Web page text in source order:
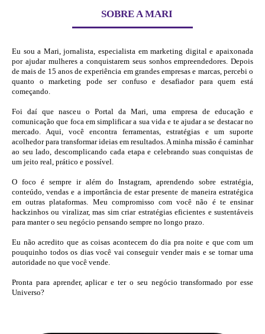
SOBRE A MARI
Eu sou a Mari, jornalista, especialista em marketing digital e apaixonada
por ajudar mulheres a conquistarem seus sonhos empreendedores. Depois
de mais de 15 anos de experiência em grandes empresas e marcas, percebi o
quanto o marketing pode ser confuso e desafiador para quem está
começando.
Foi daí que nasceu o Portal da Mari, uma empresa de educação e
comunicação que foca em simplificar a sua vida e te ajudar a se destacar no
mercado. Aqui, você encontra ferramentas, estratégias e um suporte
acolhedor para transformar ideias em resultados. A minha missão é caminhar
ao seu lado, descomplicando cada etapa e celebrando suas conquistas de
um jeito real, prático e possível.
O foco é sempre ir além do Instagram, aprendendo sobre estratégia,
conteúdo, vendas e a importância de estar presente de maneira estratégica
em outras plataformas. Meu compromisso com você não é te ensinar
hackzinhos ou viralizar, mas sim criar estratégias eficientes e sustentáveis
para manter o seu negócio pensando sempre no longo prazo.
Eu não acredito que as coisas acontecem do dia pra noite e que com um
pouquinho todos os dias você vai conseguir vender mais e se tornar uma
autoridade no que você vende.
Pronta para aprender, aplicar e ter o seu negócio transformado por esse
Universo?